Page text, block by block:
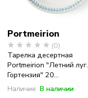
Portmeirion
(0)
Тарелка десертная
Portmeirion "Летний луг.
Гортензия" 20...
Наличие: В наличии